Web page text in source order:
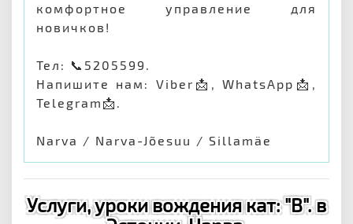
комфортное управление для
новичков!
Тел: 📞5205599.
Напишите нам: Viber📩, WhatsApp📩,
Telegram📩.
Narva / Narva-Jõesuu / Sillamäe
Услуги, уроки вождения кат: "B". в